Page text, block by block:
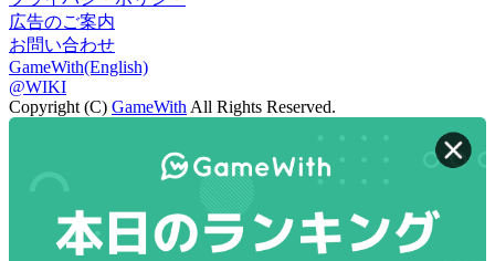
広告のご案内
お問い合わせ
GameWith(English)
@WIKI
Copyright (C) GameWith All Rights Reserved.